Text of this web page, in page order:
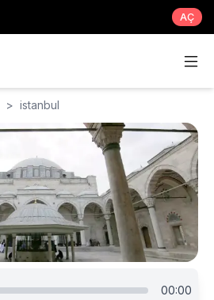
AÇ
> istanbul
00:00